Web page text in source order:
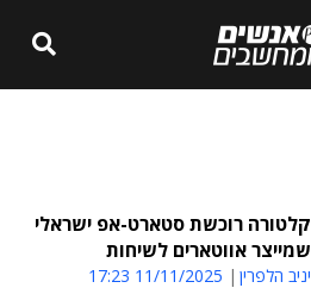
קלטורה רוכשת סטארט-אפ ישראלי
שמייצר אווטארים לשיחות
יניב הלפרין 11/11/2025 17:23